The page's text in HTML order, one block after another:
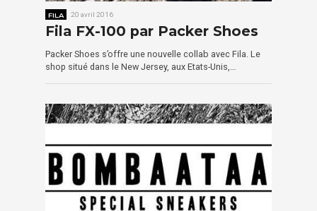
FILA 20 avril 2016
Fila FX-100 par Packer Shoes
Packer Shoes s’offre une nouvelle collab avec Fila. Le
shop situé dans le New Jersey, aux Etats-Unis,…